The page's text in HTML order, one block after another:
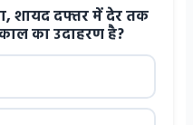
शायद दफ्तर में देर तक
का उदाहरण है?